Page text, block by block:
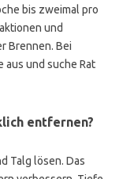
bis zweimal pro
und
Brennen. Bei
und suche Rat
entfernen?
Talg lösen. Das